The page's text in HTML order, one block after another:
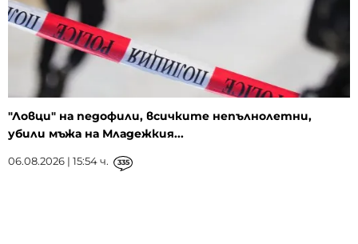
"Ловци" на педофили, всичките непълнолетни,
убили мъжа на Младежкия...
06.08.2026 | 15:54 ч. 335